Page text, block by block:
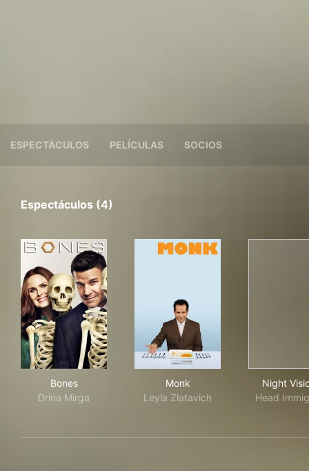
ESPECTÁCULOS PELÍCULAS SOCIOS
Espectáculos (4)
Bones
Drina Mirga
Monk
Leyla Zlatavich
Night
Head